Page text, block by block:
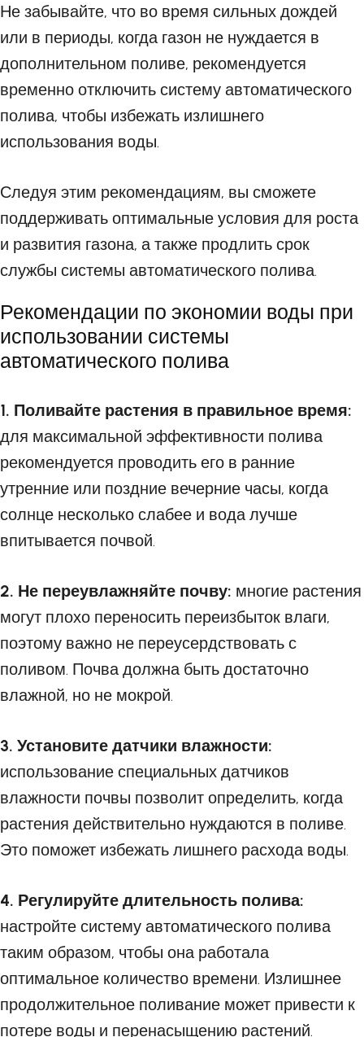
Не забывайте, что во время сильных дождей
или в периоды, когда газон не нуждается в
дополнительном поливе, рекомендуется
временно отключить систему автоматического
полива, чтобы избежать излишнего
использования воды.
Следуя этим рекомендациям, вы сможете
поддерживать оптимальные условия для роста
и развития газона, а также продлить срок
службы системы автоматического полива.
Рекомендации по экономии воды при
использовании системы
автоматического полива
1. Поливайте растения в правильное время:
для максимальной эффективности полива
рекомендуется проводить его в ранние
утренние или поздние вечерние часы, когда
солнце несколько слабее и вода лучше
впитывается почвой.
2. Не переувлажняйте почву: многие растения
могут плохо переносить переизбыток влаги,
поэтому важно не переусердствовать с
поливом. Почва должна быть достаточно
влажной, но не мокрой.
3. Установите датчики влажности:
использование специальных датчиков
влажности почвы позволит определить, когда
растения действительно нуждаются в поливе.
Это поможет избежать лишнего расхода воды.
4. Регулируйте длительность полива:
настройте систему автоматического полива
таким образом, чтобы она работала
оптимальное количество времени. Излишнее
продолжительное поливание может привести к
потере воды и перенасыщению растений.